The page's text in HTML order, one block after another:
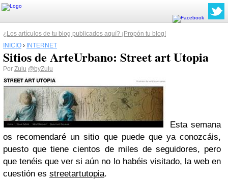
¿Los artículos de tu blog publicados aquí? ¡Propón tu blog!
INICIO › INTERNET
Sitios de ArteUrbano: Street art Utopia
Por Zulu @byZulu
Esta semana
os recomendaré un sitio que puede que ya conozcáis,
puesto que tiene cientos de miles de seguidores, pero
que tenéis que ver si aún no lo habéis visitado, la web en
cuestión es streetartutopia.